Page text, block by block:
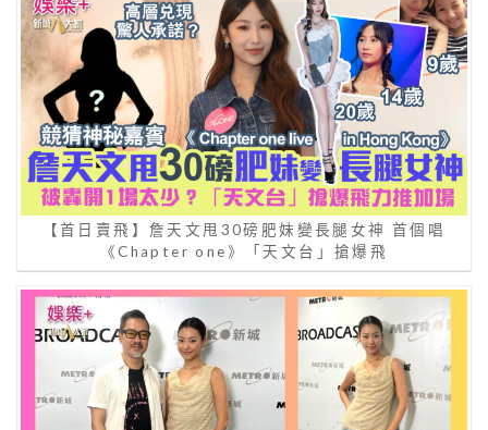
【首日賣飛】詹天文甩30磅肥妹變長腿女神 首個唱
《Chapter one》「天文台」搶爆飛